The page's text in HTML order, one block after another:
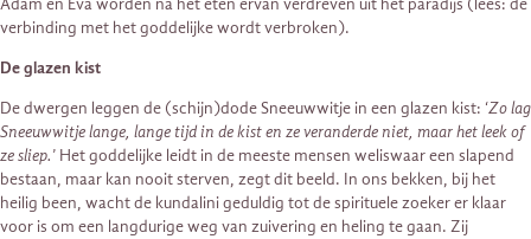
Adam en Eva worden na het eten ervan verdreven uit het paradijs (lees: de
verbinding met het goddelijke wordt verbroken).
De glazen kist
De dwergen leggen de (schijn)dode Sneeuwwitje in een glazen kist: ‘Zo lag
Sneeuwwitje lange, lange tijd in de kist en ze veranderde niet, maar het leek of
ze sliep.’ Het goddelijke leidt in de meeste mensen weliswaar een slapend
bestaan, maar kan nooit sterven, zegt dit beeld. In ons bekken, bij het
heilig been, wacht de kundalini geduldig tot de spirituele zoeker er klaar
voor is om een langdurige weg van zuivering en heling te gaan. Zij